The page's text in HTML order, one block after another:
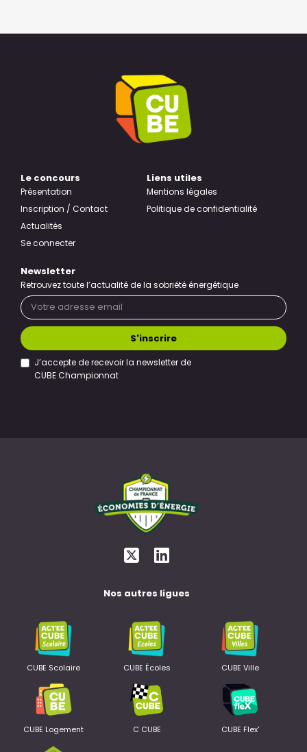
Le concours
Présentation
Inscription / Contact
Actualités
Se connecter
Liens utiles
Mentions légales
Politique de confidentialité
Newsletter
Retrouvez toute l’actualité de la sobriété énergétique
J’accepte de recevoir la newsletter de
CUBE Championnat
S'inscrire
Nos autres ligues
CUBE Scolaire CUBE Écoles CUBE Ville
CUBE Logement C CUBE CUBE Flex'